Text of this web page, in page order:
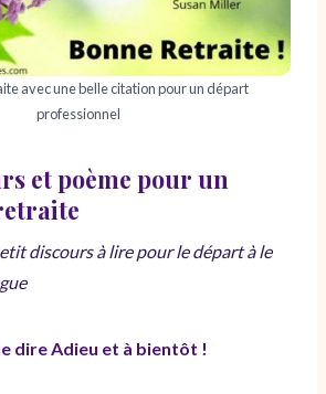
avec une belle citation pour un départ
professionnel
et poème pour un
discours à lire pour le départ à le
dire Adieu et à bientôt !